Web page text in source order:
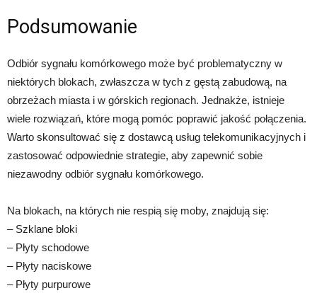
Podsumowanie
Odbiór sygnału komórkowego może być problematyczny w
niektórych blokach, zwłaszcza w tych z gęstą zabudową, na
obrzeżach miasta i w górskich regionach. Jednakże, istnieje
wiele rozwiązań, które mogą pomóc poprawić jakość połączenia.
Warto skonsultować się z dostawcą usług telekomunikacyjnych i
zastosować odpowiednie strategie, aby zapewnić sobie
niezawodny odbiór sygnału komórkowego.
Na blokach, na których nie respią się moby, znajdują się:
– Szklane bloki
– Płyty schodowe
– Płyty naciskowe
– Płyty purpurowe